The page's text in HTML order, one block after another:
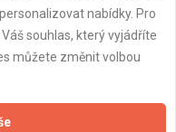
nabídky. Pro
souhlas, který vyjádříte
můžete změnit volbou